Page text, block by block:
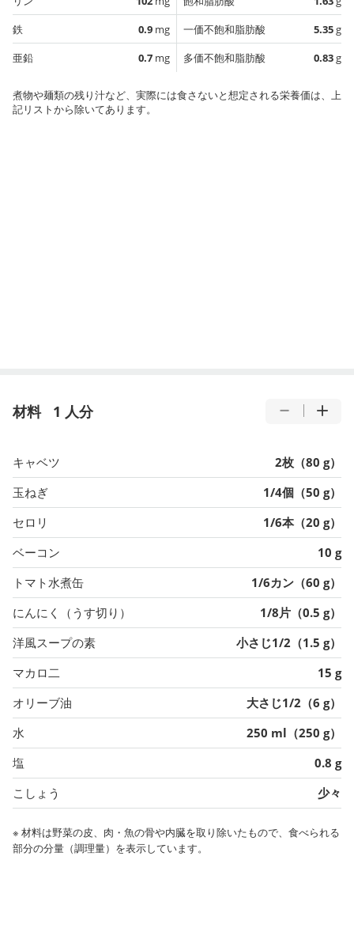
鉄
0.9 mg
亜鉛
0.7 mg
一価不飽和脂肪酸
5.35g
多価不飽和脂肪酸
0.83g
煮物や麺類の残り汁など、実際には食さないと想定される栄養価は、上
記リストから除いてあります。
材料 1 人分
キャベツ
2枚（80 g）
玉ねぎ
1/4個（50 g）
セロリ
1/6本（20 g）
ベーコン
10 g
トマト水煮缶
1/6カン（60 g）
にんにく（うす切り）
1/8片（0.5 g）
洋風スープの素
小さじ1/2（1.5 g）
マカロ二
15 g
オリーブ油
大さじ1/2（6 g）
水
250 ml（250 g）
塩
0.8 g
こしょう
少々
※ 材料は野菜の皮、肉・魚の骨や内臓を取り除いたもので、食べられる
部分の分量（調理量）を表示しています。